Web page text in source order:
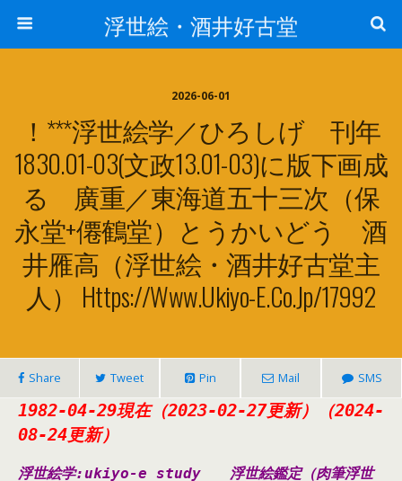
浮世絵・酒井好古堂
2026-06-01
！***浮世絵学／ひろしげ 刊年
1830.01-03(文政13.01-03)に版下画成
る 廣重／東海道五十三次（保
永堂+僊鶴堂）とうかいどう 酒
井雁高（浮世絵・酒井好古堂主
人） Https://www.ukiyo-E.co.jp/17992
Share Tweet Pin Mail SMS
1982-04-29現在（2023-02-27更新）（2024-
08-24更新）
浮世絵学:ukiyo-e study 浮世絵鑑定（肉筆浮世